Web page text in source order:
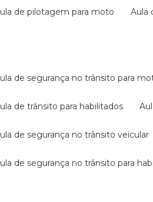
aula de pilotagem para moto
aula de segurança no trânsito para
aula de trânsito para habilitados
aula de segurança no trânsito veicular
aula de segurança no trânsito para